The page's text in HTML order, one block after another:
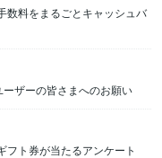
数料をまるごとキャッシュバ
ザーの皆さまへのお願い
フト券が当たるアンケート